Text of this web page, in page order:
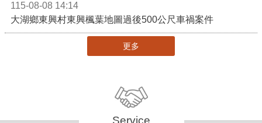
115-08-08 14:14
大湖鄉東興村東興楓葉地圖過後500公尺車禍案件
更多